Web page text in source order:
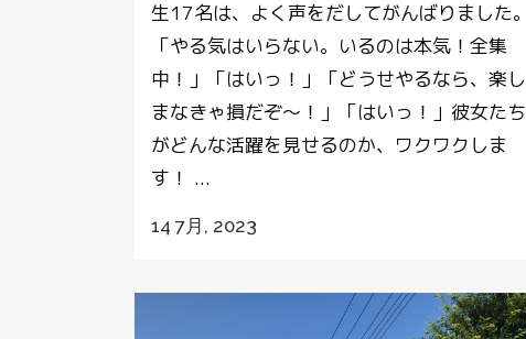
生17名は、よく声をだしてがんばりました。
「やる気はいらない。いるのは本気！全集
中！」「はいっ！」「どうせやるなら、楽し
まなきゃ損だぞ～！」「はいっ！」彼女たち
がどんな活躍を見せるのか、ワクワクしま
す！ ...
14 7月, 2023